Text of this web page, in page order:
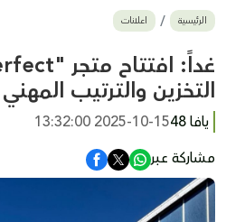
بيع وشراء
أخبار القدس
وفيات
المزيد
ارسل خبر
الرئيسية اعلانات
التخزين والترتيب
يافا 48
2025-10-15 13:32:00
مشاركة عبر